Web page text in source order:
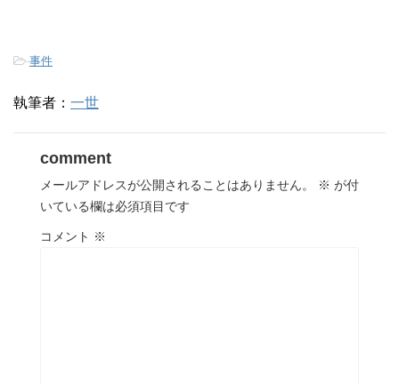
-事件
執筆者： 一世
comment
メールアドレスが公開されることはありません。 ※ が付
いている欄は必須項目です
コメント ※